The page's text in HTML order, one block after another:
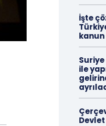
İşte
Suriye
ile